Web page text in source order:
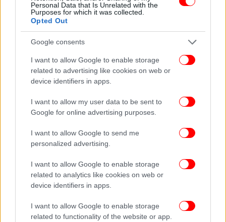
Personal Data that Is Unrelated with the
Purposes for which it was collected.
Opted Out
Google consents
I want to allow Google to enable storage
related to advertising like cookies on web or
device identifiers in apps.
I want to allow my user data to be sent to
Google for online advertising purposes.
I want to allow Google to send me
personalized advertising.
I want to allow Google to enable storage
related to analytics like cookies on web or
device identifiers in apps.
I want to allow Google to enable storage
related to functionality of the website or app.
λόγω έντονου κοιλιακού άλγους, ενώ υποβλήθηκε
επέμβαση για ειλεό.
ΟΛΕΣ ΟΙ ΕΙΔΗΣΕΙΣ
Παγκράτι: Πώς έγινε η επίθεση οδηγού μηχανής σε
22χρονη -Της έσπασε το πόδι επειδή δεν μπορούσε να
περιμένει να παρκάρει
Καιρός: Το «καμπανάκι» Μαρουσάκη για την
Πρωτομαγιά - Πού θα είναι «φθινόπωρο»
σπάει αυτοκίνητα και τον κυνηγούν αστυνομικοί, δείτε
βίντεο